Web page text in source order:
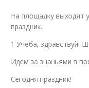
На площадку выходят
праздник.
1 Учеба, здравствуй!
Идем за знаньями в
Сегодня праздник!